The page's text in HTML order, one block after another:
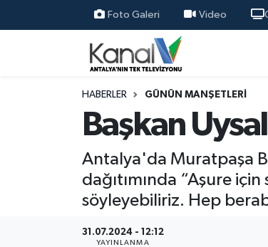
Foto Galeri Video
HABERLER GÜNÜN MANŞETLERI
Başkan
Antalya'da Muratpaşa
dağıtımında “Aşure
söyleyebiliriz. Hep
31.07.2024 - 12:12
YAYINLANMA
Ana Haber
Antalya Haber
Ekonomi
Gündem
Nöbetçi Eczaneler
Hava Durumu
Trafik Durumu
Süper Lig Puan Durumu ve Fikstür
Tüm Manşetler
Son Dakika Haberleri